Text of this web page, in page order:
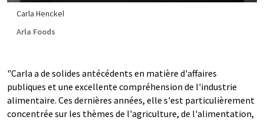
Carla Henckel
Arla Foods
"Carla a de solides antécédents en matière d'affaires
publiques et une excellente compréhension de l'industrie
alimentaire. Ces dernières années, elle s'est particulièrement
concentrée sur les thèmes de l'agriculture, de l'alimentation,